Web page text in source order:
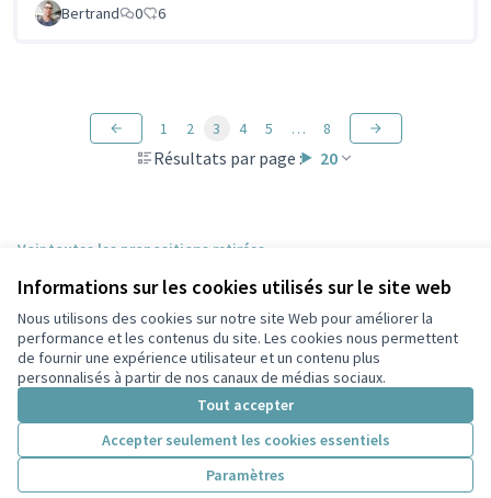
Informations sur les cookies utilisés sur le site web
Nous utilisons des cookies sur notre site Web pour améliorer la
performance et les contenus du site. Les cookies nous permettent
de fournir une expérience utilisateur et un contenu plus
personnalisés à partir de nos canaux de médias sociaux.
Tout accepter
Accepter seulement les cookies essentiels
Paramètres
Bertrand
0 6
Résultats par page : 20
1 2 3 4 5 … 8
Voir toutes les propositions retirées
Conditions d'utilisation
Paramètres des cookies
Participez Villeurbanne sur X
(Lien externe)
Participez Villeurbanne sur Facebook
Participez Villeurbanne sur Instagram
Participez Villeurbanne sur YouTube
(Lien externe)
Site réalisé grâce aulogiciel libre Decidim .
Licence
(Lien